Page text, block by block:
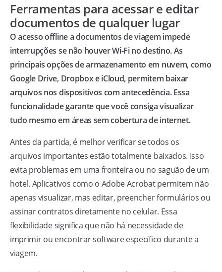
Ferramentas para acessar e editar
documentos de qualquer lugar
O acesso offline a documentos de viagem impede
interrupções se não houver Wi-Fi no destino. As
principais opções de armazenamento em nuvem, como
Google Drive, Dropbox e iCloud, permitem baixar
arquivos nos dispositivos com antecedência. Essa
funcionalidade garante que você consiga visualizar
tudo mesmo em áreas sem cobertura de internet.
Antes da partida, é melhor verificar se todos os
arquivos importantes estão totalmente baixados. Isso
evita problemas em uma fronteira ou no saguão de um
hotel. Aplicativos como o Adobe Acrobat permitem não
apenas visualizar, mas editar, preencher formulários ou
assinar contratos diretamente no celular. Essa
flexibilidade significa que não há necessidade de
imprimir ou encontrar software específico durante a
viagem.